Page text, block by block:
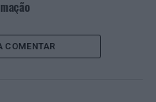
de Évora”.
as noites, com Ledok de
da Bélgica e Duo
COMENTAR